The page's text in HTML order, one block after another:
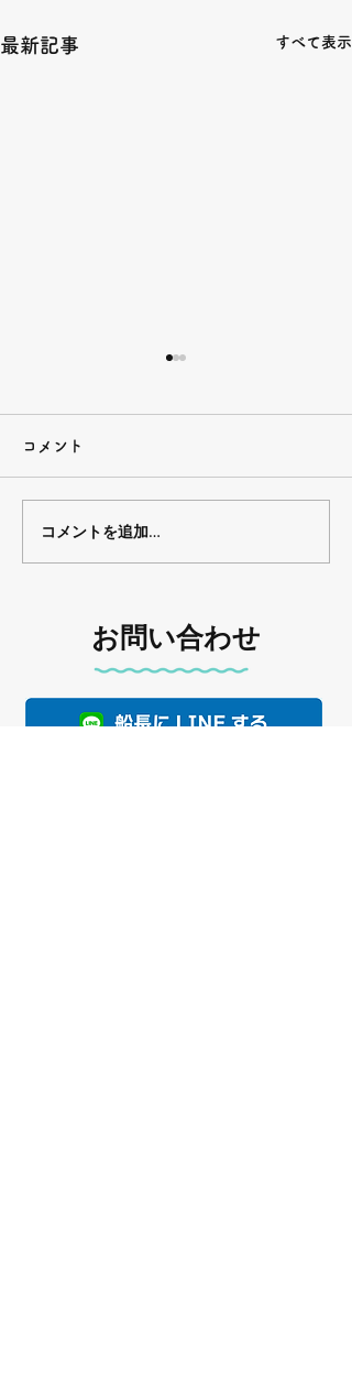
最新記事 すべて表示
コメント
コメントを追加…
お問い合わせ